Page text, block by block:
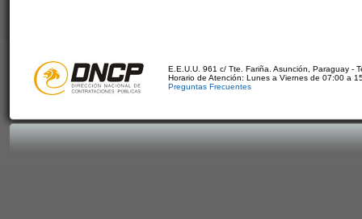
E.E.U.U. 961 c/ Tte. Fariña. Asunción, Paraguay -
Horario de Atención: Lunes a Viernes de 07:00 a
Preguntas Frecuentes